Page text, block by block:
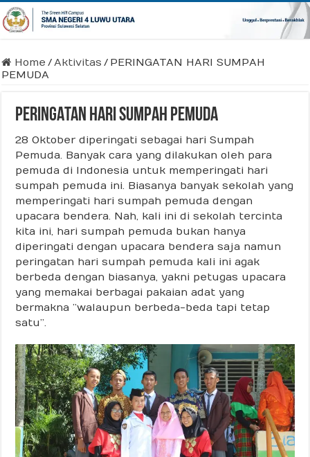
Home /Aktivitas / PERINGATAN HARI SUMPAH
PEMUDA
PERINGATAN HARI SUMPAH PEMUDA
28 Oktober diperingati sebagai hari Sumpah
Pemuda. Banyak cara yang dilakukan oleh para
pemuda di Indonesia untuk memperingati hari
sumpah pemuda ini. Biasanya banyak sekolah yang
memperingati hari sumpah pemuda dengan
upacara bendera. Nah, kali ini di sekolah tercinta
kita ini, hari sumpah pemuda bukan hanya
diperingati dengan upacara bendera saja namun
peringatan hari sumpah pemuda kali ini agak
berbeda dengan biasanya, yakni petugas upacara
yang memakai berbagai pakaian adat yang
bermakna ”walaupun berbeda-beda tapi tetap
satu”.